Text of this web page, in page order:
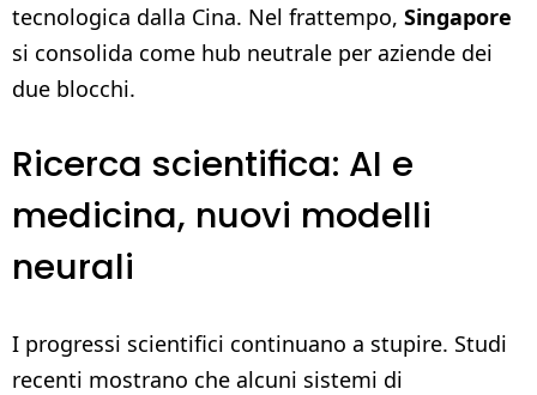
tecnologica dalla Cina. Nel frattempo, Singapore
si consolida come hub neutrale per aziende dei
due blocchi.
Ricerca scientifica: AI e
medicina, nuovi modelli
neurali
I progressi scientifici continuano a stupire. Studi
recenti mostrano che alcuni sistemi di